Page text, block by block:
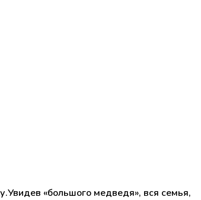
«большого медведя», вся семья,